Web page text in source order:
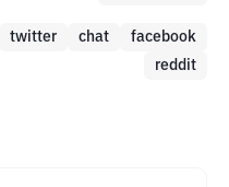
twitter chat
facebook
reddit